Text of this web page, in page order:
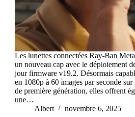
Les lunettes connectées Ray-Ban
un nouveau cap avec le déploiement
jour firmware v19.2. Désormais
en 1080p à 60 images par seconde sur
de première génération, elles offrent
une…
Albert
novembre 6, 2025